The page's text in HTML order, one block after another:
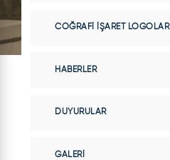
COĞRAFI İŞARET LOGOLAR
HABERLER
DUYURULAR
GALERI